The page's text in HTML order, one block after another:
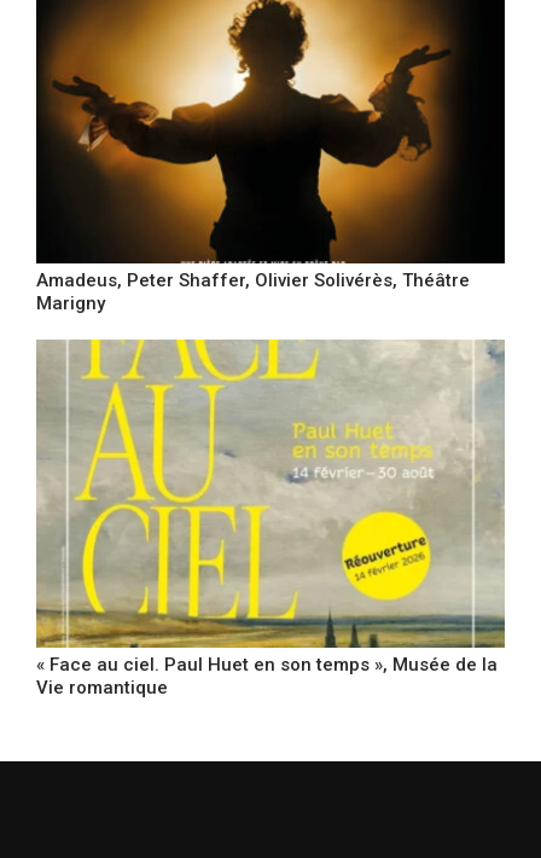
Amadeus, Peter Shaffer, Olivier Solivérès, Théâtre
Marigny
« Face au ciel. Paul Huet en son temps », Musée de la
Vie romantique